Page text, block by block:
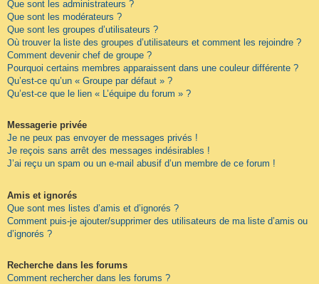
Que sont les administrateurs ?
Que sont les modérateurs ?
Que sont les groupes d’utilisateurs ?
Où trouver la liste des groupes d’utilisateurs et comment les rejoindre ?
Comment devenir chef de groupe ?
Pourquoi certains membres apparaissent dans une couleur différente ?
Qu’est-ce qu’un « Groupe par défaut » ?
Qu’est-ce que le lien « L’équipe du forum » ?
Messagerie privée
Je ne peux pas envoyer de messages privés !
Je reçois sans arrêt des messages indésirables !
J’ai reçu un spam ou un e-mail abusif d’un membre de ce forum !
Amis et ignorés
Que sont mes listes d’amis et d’ignorés ?
Comment puis-je ajouter/supprimer des utilisateurs de ma liste d’amis ou
d’ignorés ?
Recherche dans les forums
Comment rechercher dans les forums ?